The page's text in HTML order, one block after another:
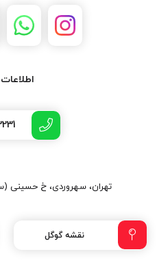
تهران، سهروردی، خ حسینی
نقشه گوگل